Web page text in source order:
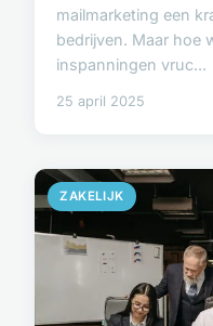
mailmarketing een
bedrijven. Maar hoe
inspanningen vruc...
25 april 2025
ZAKELIJK